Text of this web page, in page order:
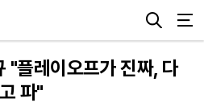
플레이오프가 진짜, 다
파"